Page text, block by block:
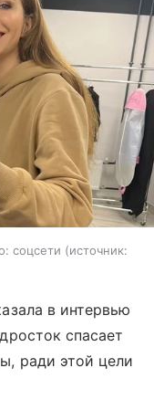
соцсети
источник:
в интервью
спасает
ради этой цели